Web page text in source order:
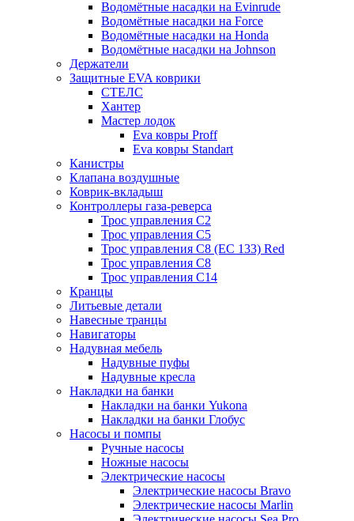
Водомётные насадки на Evinrude
Водомётные насадки на Force
Водомётные насадки на Honda
Водомётные насадки на Johnson
Держатели
Защитные EVA коврики
СТЕЛС
Хантер
Мастер лодок
Eva ковры Proff
Eva ковры Standart
Канистры
Клапана воздушные
Коврик-вкладыш
Контроллеры газа-реверса
Трос управления C2
Трос управления C5
Трос управления C8 (ЕС 133) Red
Трос управления C8
Трос управления C14
Кранцы
Литьевые детали
Навесные транцы
Навигаторы
Надувная мебель
Надувные пуфы
Надувные кресла
Накладки на банки
Накладки на банки Yukona
Накладки на банки Глобус
Насосы и помпы
Ручные насосы
Ножные насосы
Электрические насосы
Электрические насосы Bravo
Электрические насосы Marlin